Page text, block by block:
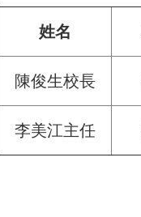
姓名
陳俊生校長
李美江主任